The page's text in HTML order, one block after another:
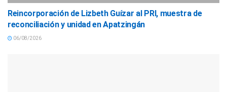
Reincorporación de Lizbeth Guízar al PRI, muestra de
reconciliación y unidad en Apatzingán
06/08/2026